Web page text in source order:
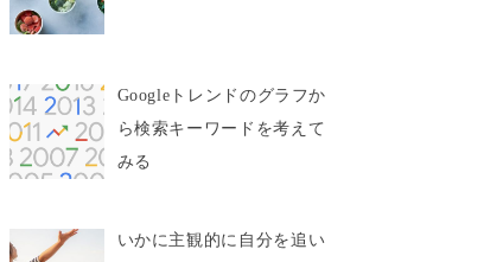
Googleトレンドのグラフか
ら検索キーワードを考えて
みる
いかに主観的に自分を追い